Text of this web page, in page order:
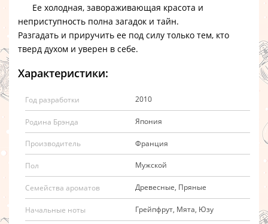
Ее холодная, завораживающая красота и
неприступность полна загадок и тайн.
Разгадать и приручить ее под силу только тем, кто
тверд духом и уверен в себе.
Характеристики:
Год разработки 2010
Родина Брэнда Япония
Производитель Франция
Пол Мужской
Семейства ароматов Древесные, Пряные
Начальные ноты Грейпфрут, Мята, Юзу